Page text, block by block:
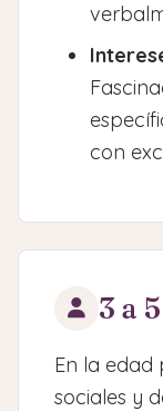
con
3 a
En la edad
sociales y